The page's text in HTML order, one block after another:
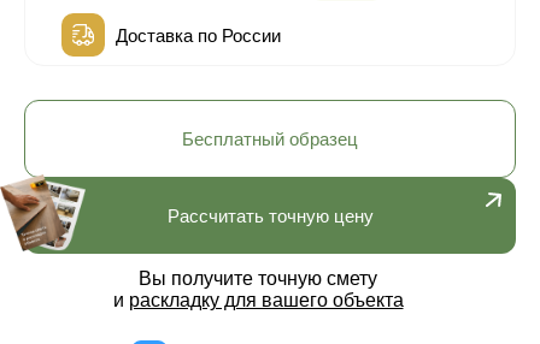
Доставка по России
Рассчитать точную цену
Вы получите точную смету
и раскладку для вашего объекта
Бесплатный образец